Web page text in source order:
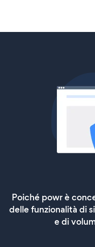
Poiché powr è
delle funzionalità di
e di